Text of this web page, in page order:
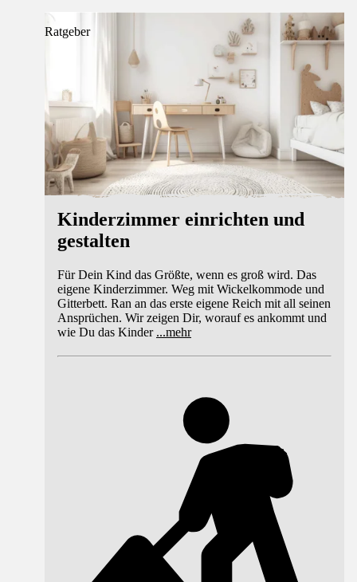
Ratgeber
Kinderzimmer einrichten und
gestalten
Für Dein Kind das Größte, wenn es groß wird. Das
eigene Kinderzimmer. Weg mit Wickelkommode und
Gitterbett. Ran an das erste eigene Reich mit all seinen
Ansprüchen. Wir zeigen Dir, worauf es ankommt und
wie Du das Kinder ...mehr